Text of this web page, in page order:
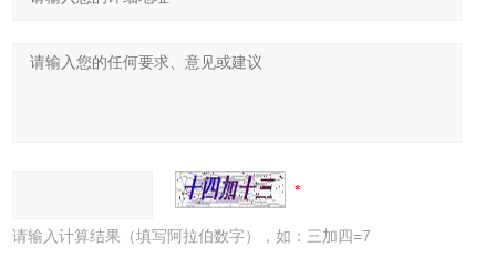
请输入计算结果（填写阿拉伯数字），如：三加四=7